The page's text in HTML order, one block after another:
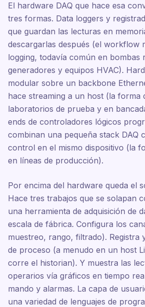
El hardware DAQ que hace esa
tres formas. Data loggers y
que guardan las lecturas en
descargarlas después (el workflow
logging, todavía común en bombas
generadores y equipos HVAC).
modular sobre un backbone
hace streaming a un host (la forma
laboratorios de prueba y en
ends de controladores lógicos
combinan una pequeña stack DAQ
control en el mismo dispositivo (la
en líneas de producción).
Por encima del hardware queda el
Hace tres trabajos que se solapan
una herramienta de adquisición de
escala de fábrica. Configura los
muestreo, rango, filtrado). Registra
de proceso (a menudo en un host
corre el historian). Y muestra las
operarios vía gráficos en tiempo
mando y alarmas. La capa de
una variedad de lenguajes de